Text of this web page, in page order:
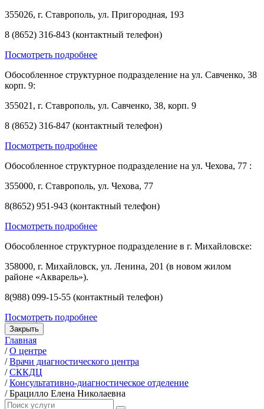
355026, г. Ставрополь, ул. Пригородная, 193
8 (8652) 316-843 (контактный телефон)
Посмотреть подробнее
Обособленное структурное подразделение на ул. Савченко, 38
корп. 9:
355021, г. Ставрополь, ул. Савченко, 38, корп. 9
8 (8652) 316-847 (контактный телефон)
Посмотреть подробнее
Обособленное структурное подразделение на ул. Чехова, 77 :
355000, г. Ставрополь, ул. Чехова, 77
8(8652) 951-943 (контактный телефон)
Посмотреть подробнее
Обособленное структурное подразделение в г. Михайловске:
358000, г. Михайловск, ул. Ленина, 201 (в новом жилом
районе «Акварель»).
8(988) 099-15-55 (контактный телефон)
Посмотреть подробнее
Закрыть
Главная
/ О центре
/ Врачи диагностического центра
/ СККДЦ
/ Консультативно-диагностическое отделение
/ Брацилло Елена Николаевна